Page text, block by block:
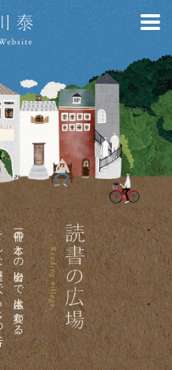
一冊の本との出会いで人生は変わる。
方に。